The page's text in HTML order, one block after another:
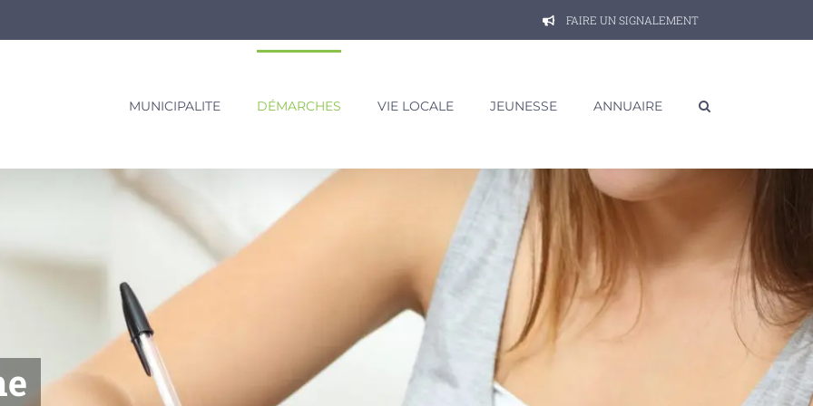
FAIRE UN SIGNALEMENT
MUNICIPALITE DÉMARCHES VIE LOCALE JEUNESSE ANNUAIRE